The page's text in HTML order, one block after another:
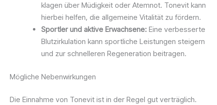
klagen über Müdigkeit oder Atemnot. Tonevit kann
hierbei helfen, die allgemeine Vitalität zu fördern.
Sportler und aktive Erwachsene: Eine verbesserte
Blutzirkulation kann sportliche Leistungen steigern
und zur schnelleren Regeneration beitragen.
Mögliche Nebenwirkungen
Die Einnahme von Tonevit ist in der Regel gut verträglich.